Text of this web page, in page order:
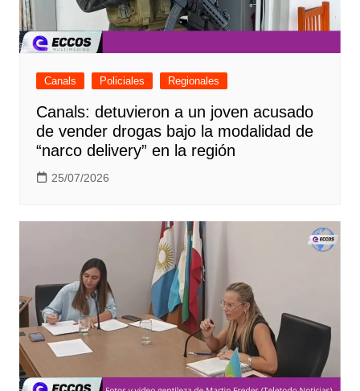
Canals Policiales Regionales
Canals: detuvieron a un joven acusado
de vender drogas bajo la modalidad de
“narco delivery” en la región
25/07/2026